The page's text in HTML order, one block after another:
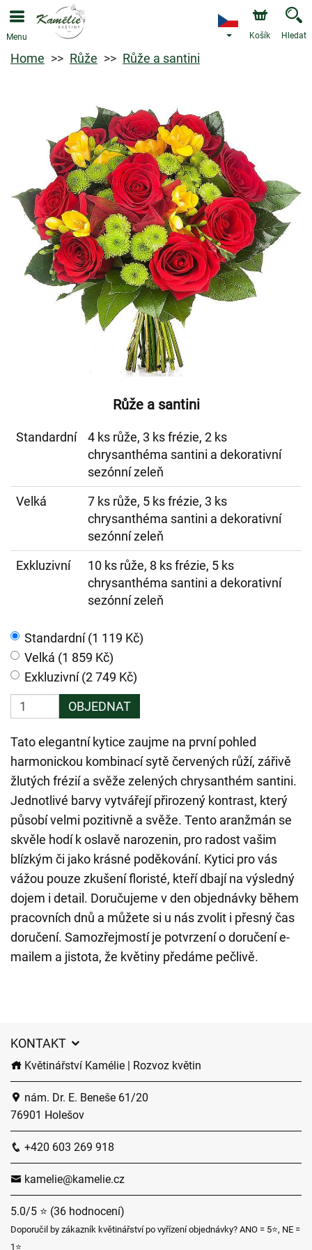
Menu Košík Hledat
Home Růže Růže a santini
Růže a santini
Standardní
4 ks růže, 3 ks frézie, 2 ks
chrysanthéma santini a dekorativní
sezónní zeleň
Velká
7 ks růže, 5 ks frézie, 3 ks
chrysanthéma santini a dekorativní
sezónní zeleň
Exkluzivní
10 ks růže, 8 ks frézie, 5 ks
chrysanthéma santini a dekorativní
sezónní zeleň
Standardní (1 119 Kč)
Velká (1 859 Kč)
Exkluzivní (2 749 Kč)
OBJEDNAT
Tato elegantní kytice zaujme na první pohled
harmonickou kombinací sytě červených růží, zářivě
žlutých frézií a svěže zelených chrysanthém santini.
Jednotlivé barvy vytvářejí přirozený kontrast, který
působí velmi pozitivně a svěže. Tento aranžmán se
skvěle hodí k oslavě narozenin, pro radost vašim
blízkým či jako krásné poděkování. Kytici pro vás
vážou pouze zkušení floristé, kteří dbají na výsledný
dojem i detail. Doručujeme v den objednávky během
pracovních dnů a můžete si u nás zvolit i přesný čas
doručení. Samozřejmostí je potvrzení o doručení e-
mailem a jistota, že květiny předáme pečlivě.
KONTAKT
Květinářství Kamélie | Rozvoz květin
nám. Dr. E. Beneše 61/20
76901 Holešov
+420 603 269 918
kamelie@kamelie.cz
5.0/5 ⭐ (36 hodnocení)
Doporučil by zákazník květinářství po vyřízení objednávky? ANO = 5⭐, NE =
1⭐